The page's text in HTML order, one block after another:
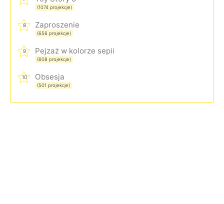
(1074 projekcje)
8 Zaproszenie
(656 projekcje)
9 Pejzaż w kolorze sepii
(608 projekcje)
10 Obsesja
(501 projekcje)